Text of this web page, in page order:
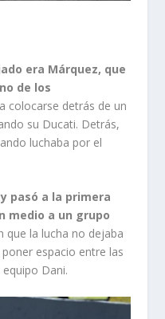
era Márquez, que
de los
colocarse detrás de un
su Ducati. Detrás,
luchaba por el
pasó a la primera
medio a un grupo
que la lucha no dejaba
espacio entre las
Dani.